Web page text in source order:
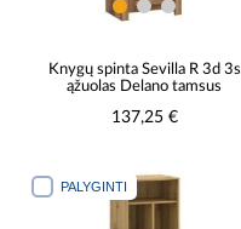
Knygų spinta Sevilla R 3d 3s
ąžuolas Delano tamsus
137,25 €
PALYGINTI